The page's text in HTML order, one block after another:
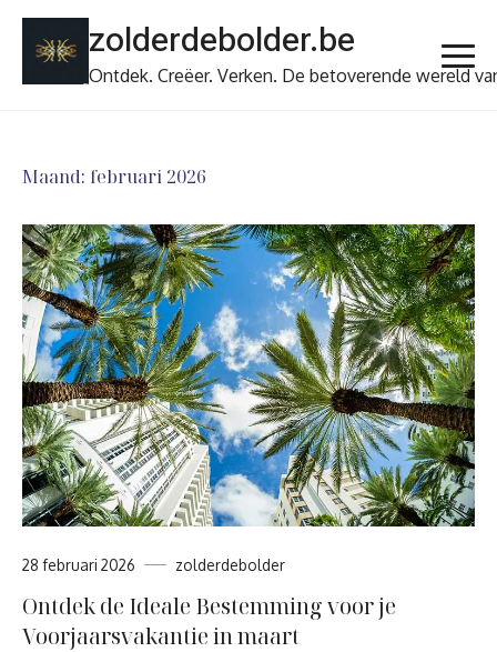
zolderdebolder.be
Ontdek. Creëer. Verken. De betoverende wereld
Maand: februari 2026
28 februari 2026 zolderdebolder
Ontdek de Ideale Bestemming voor je
Voorjaarsvakantie in maart